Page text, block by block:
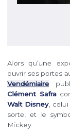
Alors qu’une
ouvrir ses portes
Vendémiaire
Clément Safra
Walt Disney,
sorte, et le
Mickey.